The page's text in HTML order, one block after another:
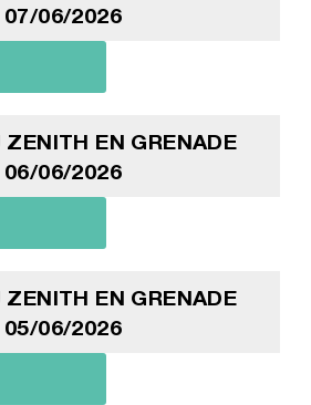
07/06/2026
ZENITH EN GRENADE
06/06/2026
ZENITH EN GRENADE
05/06/2026